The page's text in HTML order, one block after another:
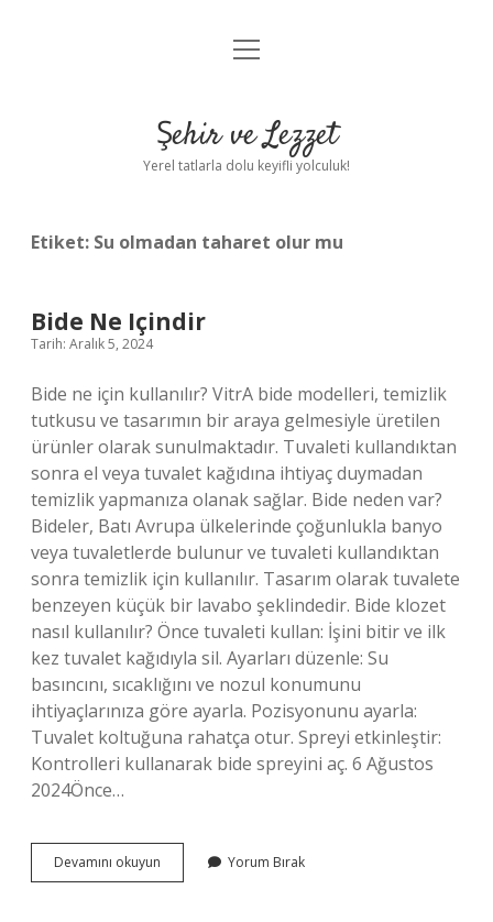
Anasayfa
Yasal Uyarı
menüyü
Şehir ve Lezzet
Yerel tatlarla dolu keyifli yolculuk!
Etiket: Su olmadan taharet olur mu
Bide Ne Içindir
Tarih: Aralık 5, 2024
Bide ne için kullanılır? VitrA bide modelleri, temizlik
tutkusu ve tasarımın bir araya gelmesiyle üretilen
ürünler olarak sunulmaktadır. Tuvaleti kullandıktan
sonra el veya tuvalet kağıdına ihtiyaç duymadan
temizlik yapmanıza olanak sağlar. Bide neden var?
Bideler, Batı Avrupa ülkelerinde çoğunlukla banyo
veya tuvaletlerde bulunur ve tuvaleti kullandıktan
sonra temizlik için kullanılır. Tasarım olarak tuvalete
benzeyen küçük bir lavabo şeklindedir. Bide klozet
nasıl kullanılır? Önce tuvaleti kullan: İşini bitir ve ilk
kez tuvalet kağıdıyla sil. Ayarları düzenle: Su
basıncını, sıcaklığını ve nozul konumunu
ihtiyaçlarınıza göre ayarla. Pozisyonunu ayarla:
Tuvalet koltuğuna rahatça otur. Spreyi etkinleştir:
Kontrolleri kullanarak bide spreyini aç. 6 Ağustos
2024Önce…
Devamını okuyun
Ne
Yorum Bırak